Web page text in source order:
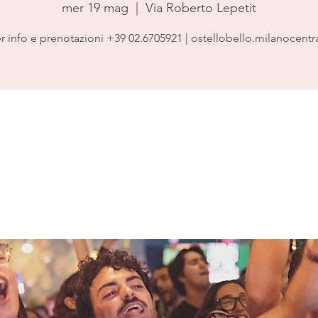
mer 19 mag Via Roberto Lepetit
info e prenotazioni +39 02.6705921 |